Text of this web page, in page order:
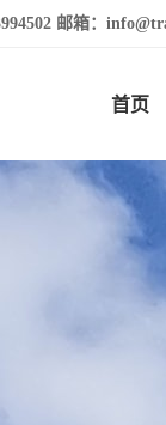
邮箱：
首页